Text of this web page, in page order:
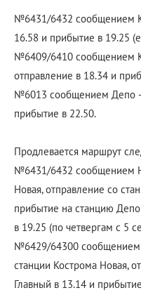
№6431/6432 сообщением
16.58 и прибытие в 19.25
№6409/6410 сообщением
отправление в 18.34 и
№6013 сообщением Депо –
прибытие в 22.50.
Продлевается маршрут
№6431/6432 сообщением
Новая, отправление со
прибытие на станцию Депо
в 19.25 (по четвергам с 5
№6429/64300 сообщением
станции Кострома Новая,
Главный в 13.14 и